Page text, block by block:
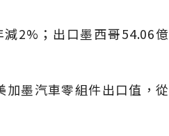
2%；出口墨西哥54.06億
墨汽車零組件出口值，從